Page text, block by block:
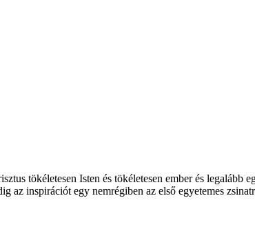
tökéletesen Isten és tökéletesen ember és
az inspirációt egy nemrégiben az első egyetemes